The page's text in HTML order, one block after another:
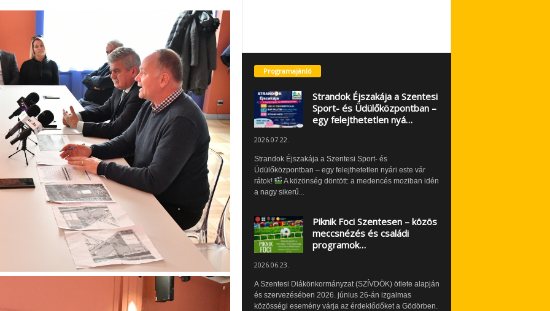
Programajánló
Strandok Éjszakája a Szentesi
Sport- és Üdülőközpontban –
egy felejthetetlen nyá…
2026.07.22.
Strandok Éjszakája a Szentesi Sport- és
Üdülőközpontban – egy felejthetetlen nyári este vár
rátok!
A közönség döntött: a medencés moziban idén
a nagy sikerű...
Piknik Foci Szentesen – közös
meccsnézés és családi
programok…
2026.06.23.
A Szentesi Diákönkormányzat (SZÍVDÖK) ötlete alapján
és szervezésében 2026. június 26-án izgalmas
közösségi esemény várja az érdeklődőket a Gödörben.